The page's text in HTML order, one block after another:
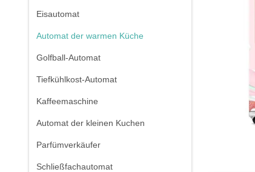
Eisautomat
Automat der warmen Küche
Golfball-Automat
Tiefkühlkost-Automat
Kaffeemaschine
Automat der kleinen Kuchen
Parfümverkäufer
Schließfachautomat